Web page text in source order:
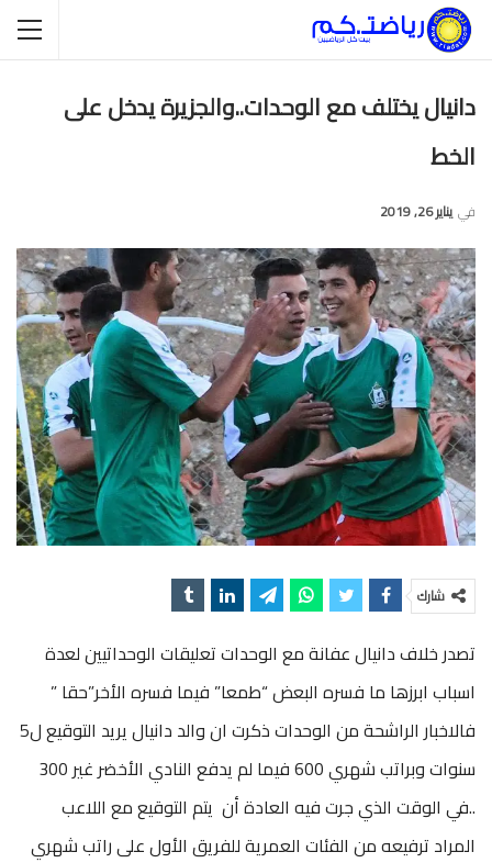
دانيال يختلف مع الوحدات..والجزيرة يدخل على
الخط
في يناير 26, 2019
شارك
تصدر خلاف دانيال عفانة مع الوحدات تعليقات الوحداتيين لعدة
اسباب ابرزها ما فسره البعض “طمعا” فيما فسره الأخر”حقا ”
فالاخبار الراشحة من الوحدات ذكرت ان والد دانيال يريد التوقيع ل5
سنوات وبراتب شهري 600 فيما لم يدفع النادي الأخضر غير 300
..في الوقت الذي جرت فيه العادة أن يتم التوقيع مع اللاعب
المراد ترفيعه من الفئات العمرية للفريق الأول على راتب شهري